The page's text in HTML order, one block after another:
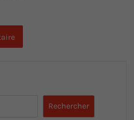
Rechercher